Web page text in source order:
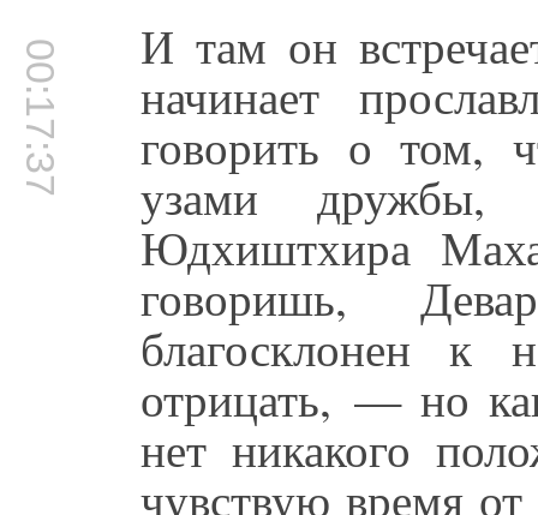
00:17:37 И там он
начинает
говорить о том,
узами дружбы,
Юдхиштхира
говоришь,
благосклонен
отрицать, — но
нет никакого
чувствую время